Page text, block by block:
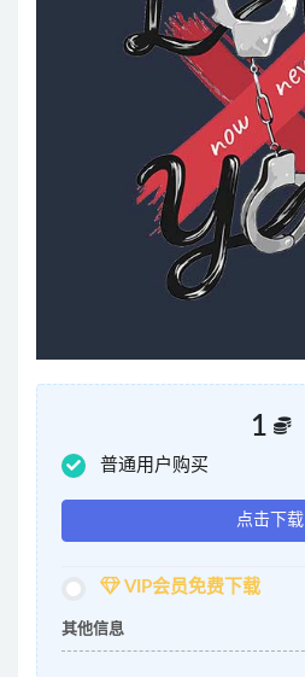
1
普通用户购买
点击下载
VIP会员免费下载
其他信息